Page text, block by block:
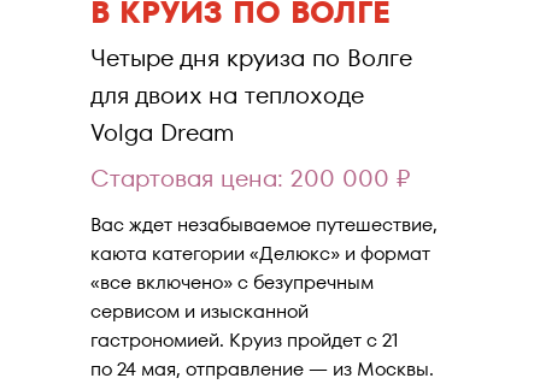
В КРУИЗ ПО ВОЛГЕ
Стартовая цена: 200 000 ₽
Вас ждет незабываемое путешествие,
каюта категории «Делюкс» и формат
«все включено» с безупречным
сервисом и изысканной
гастрономией. Круиз пройдет с 21
по 24 мая, отправление — из Москвы.
Четыре дня круиза по Волге
для двоих на теплоходе
Volga Dream